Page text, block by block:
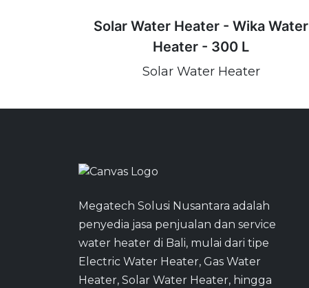
Solar Water Heater - Wika Water
Heater - 300 L
Solar Water Heater
Megatech Solusi Nusantara adalah
penyedia jasa penjualan dan service
water heater di Bali, mulai dari tipe
Electric Water Heater, Gas Water
Heater, Solar Water Heater, hingga